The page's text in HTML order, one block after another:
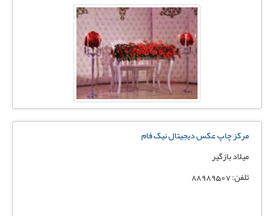
مرکز چاپ عکس دیجیتال نیک فام
میلاد بازگیر
تلفن: 88989507